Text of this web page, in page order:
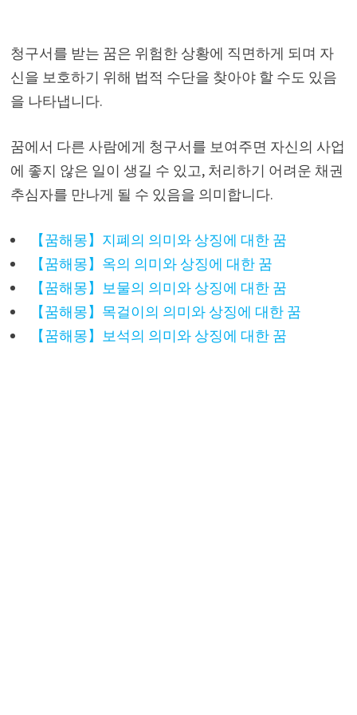
청구서를 받는 꿈은 위험한 상황에 직면하게 되며 자
신을 보호하기 위해 법적 수단을 찾아야 할 수도 있음
을 나타냅니다.
꿈에서 다른 사람에게 청구서를 보여주면 자신의 사업
에 좋지 않은 일이 생길 수 있고, 처리하기 어려운 채권
추심자를 만나게 될 수 있음을 의미합니다.
【꿈해몽】지폐의 의미와 상징에 대한 꿈
【꿈해몽】옥의 의미와 상징에 대한 꿈
【꿈해몽】보물의 의미와 상징에 대한 꿈
【꿈해몽】목걸이의 의미와 상징에 대한 꿈
【꿈해몽】보석의 의미와 상징에 대한 꿈